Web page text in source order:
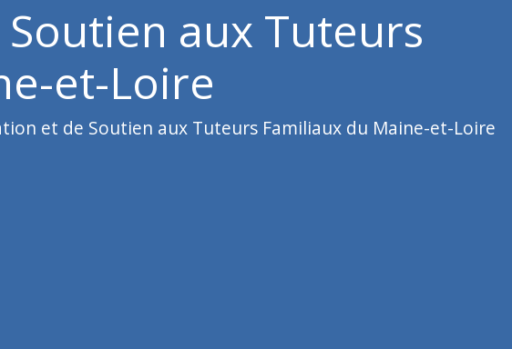
aux Tuteurs
et-Loire
et de Soutien aux Tuteurs Familiaux du Maine-et-Loire